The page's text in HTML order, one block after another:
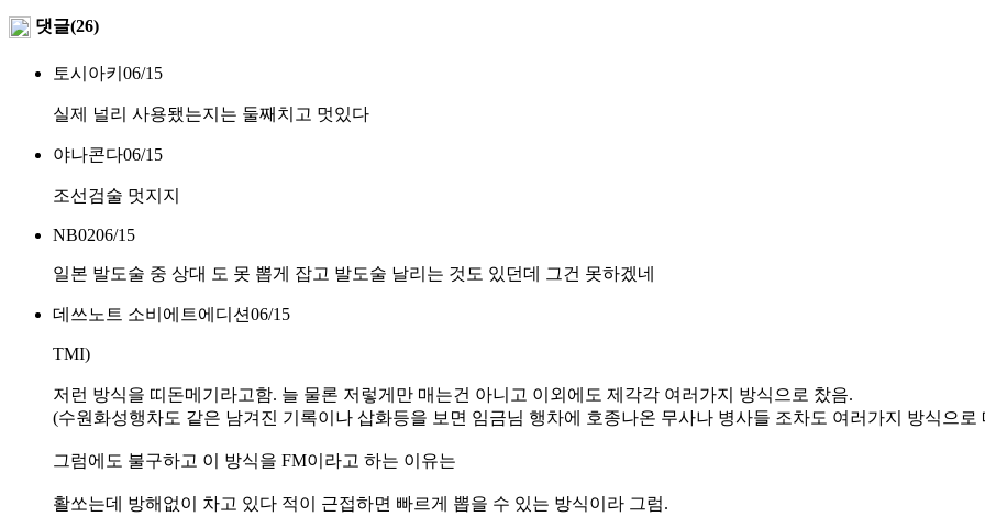
댓글(26)
토시아키 06/15
실제 널리 사용됐는지는 둘째치고 멋있다
야나콘다06/15
조선검술 멋지지
NB0206/15
일본 발도술 중 상대 도 못 뽑게 잡고 발도술 날리는 것도 있던데 그건 못하겠네
데쓰노트 소비에트에디션06/15
TMI)
저런 방식을 띠돈메기라고함. 늘 물론 저렇게만 매는건 아니고 이외에도 제각각 여러가지 방식으로 찼음.
(수원화성행차도 같은 남겨진 기록이나 삽화등을 보면 임금님 행차에 호종나온 무사나 병사들 조차도 여러가지 방식으로
그럼에도 불구하고 이 방식을 FM이라고 하는 이유는
활쏘는데 방해없이 차고 있다 적이 근접하면 빠르게 뽑을 수 있는 방식이라 그럼.